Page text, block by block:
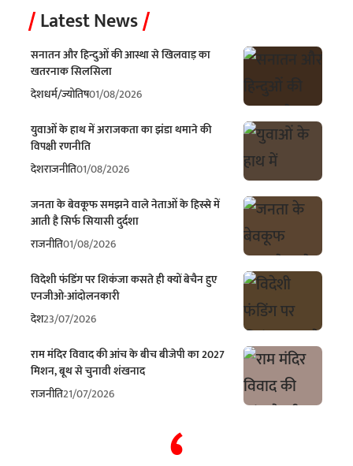
Latest News
सनातन और हिन्दुओं की आस्था से खिलवाड़ का
खतरनाक सिलसिला
देशधर्म/ज्योतिष01/08/2026
युवाओं के हाथ में अराजकता का झंडा थमाने की
विपक्षी रणनीति
देशराजनीति01/08/2026
जनता के बेवकूफ समझने वाले नेताओं के हिस्से में
आती है सिर्फ सियासी दुर्दशा
राजनीति01/08/2026
विदेशी फंडिंग पर शिकंजा कसते ही क्यों बेचैन हुए
एनजीओ-आंदोलनकारी
देश23/07/2026
राम मंदिर विवाद की आंच के बीच बीजेपी का 2027
मिशन, बूथ से चुनावी शंखनाद
राजनीति21/07/2026